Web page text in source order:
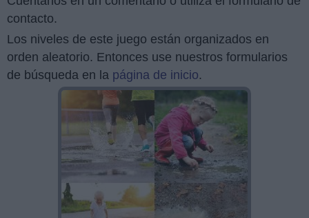
contacto.
Los niveles de este juego están organizados en
orden aleatorio. Entonces use nuestros formularios
de búsqueda en la página de inicio.